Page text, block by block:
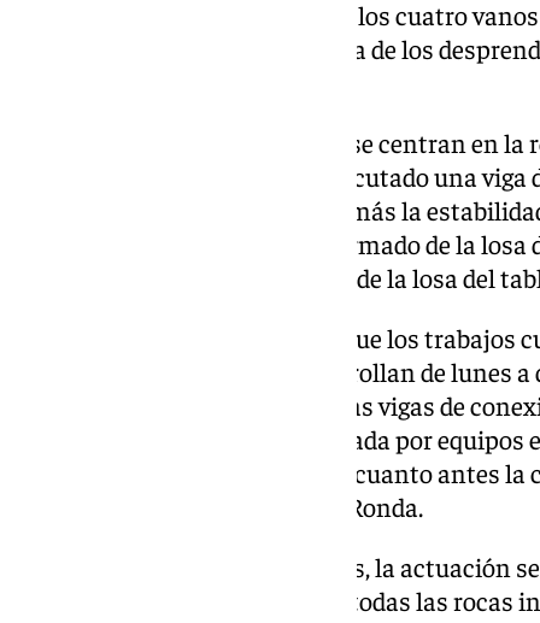
quedado instaladas las vigas de los cuatro
destrozados como consecuencia de los
Durante estos días, las labores se centran en
viaducto afectado. Así, se ha ejecutado una
ménsulas para garantizar aún más la
operaciones, se ha iniciado el armado de la
proseguirá con el hormigonado de la losa del
Desde la Junta han destacado que los trabajos
4,5 millones de euros y se desarrollan de lunes
turnos de noche para reforzar las vigas de
muro del talud, una labor realizada por
acortar los plazos y restablecer cuanto antes
estratégica para la Serranía de Ronda.
Durante las semanas anteriores, la actuación
estabilidad del talud, retirando todas las rocas